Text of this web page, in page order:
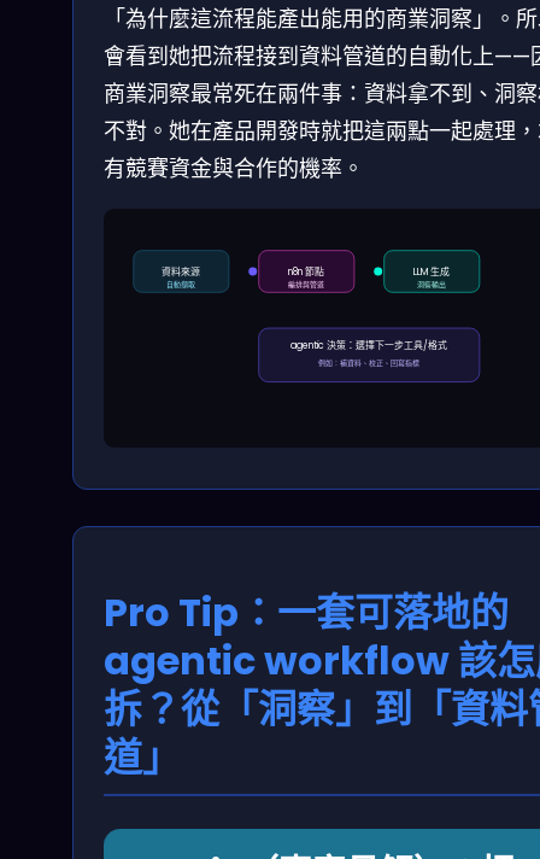
「為什麼這流程能產出能用的商業洞察」。
會看到她把流程接到資料管道的自動化上——
商業洞察最常死在兩件事：資料拿不到、洞
不對。她在產品開發時就把這兩點一起處理
有競賽資金與合作的機率。
資料來源
自動擷取
n8n 節點
編排與管道
LLM 生成
洞察輸出
agentic 決策：選擇下一步工具/格式
例如：補資料、校正、回寫指標
Pro Tip：一套可落地的
agentic workflow 該
拆？從「洞察」到「資料
道」